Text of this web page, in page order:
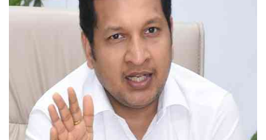
Punjab
Haryana-Himachal
Sports
Lifestyle